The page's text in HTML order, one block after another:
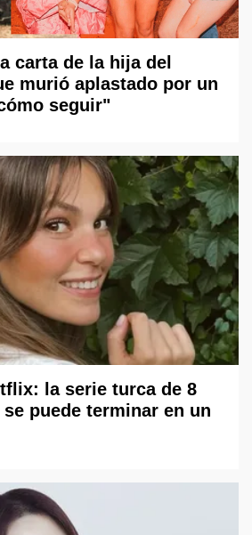
carta de la hija del
murió aplastado por un
seguir"
la serie turca de 8
puede terminar en un